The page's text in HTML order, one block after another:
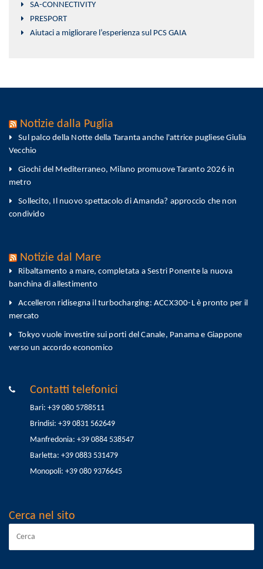
SA-CONNECTIVITY
PRESPORT
Aiutaci a migliorare l’esperienza sul PCS GAIA
Notizie dalla Puglia
Sul palco della Notte della Taranta anche l'attrice pugliese Giulia
Vecchio
Giochi del Mediterraneo, Milano promuove Taranto 2026 in
metro
Sollecito, Il nuovo spettacolo di Amanda? approccio che non
condivido
Notizie dal Mare
Ribaltamento a mare, completata a Sestri Ponente la nuova
banchina di allestimento
Accelleron ridisegna il turbocharging: ACCX300-L è pronto per il
mercato
Tokyo vuole investire sui porti del Canale, Panama e Giappone
verso un accordo economico
Contatti telefonici
Bari: +39 080 5788511
Brindisi: +39 0831 562649
Manfredonia: +39 0884 538547
Barletta: +39 0883 531479
Monopoli: +39 080 9376645
Cerca nel sito